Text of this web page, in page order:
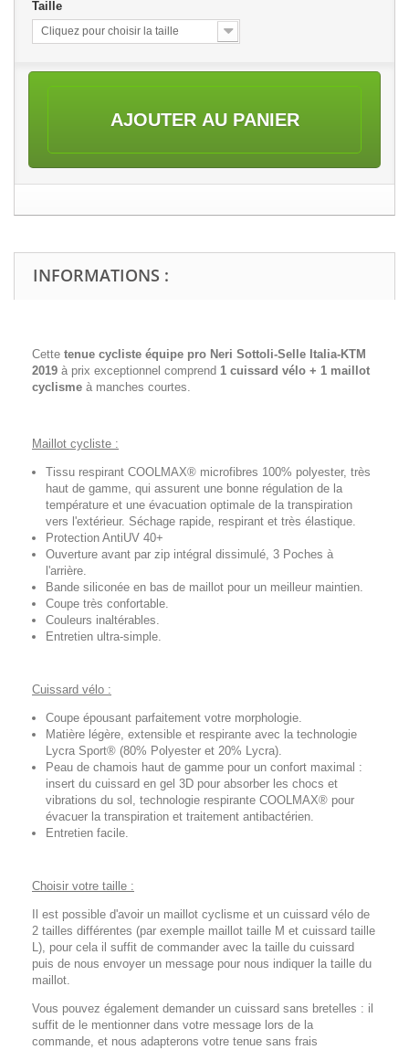
Taille
Cliquez pour choisir la taille
AJOUTER AU PANIER
INFORMATIONS :
Cette tenue cycliste équipe pro Neri Sottoli-Selle Italia-KTM
2019 à prix exceptionnel comprend 1 cuissard vélo + 1 maillot
cyclisme à manches courtes.
Maillot cycliste :
Tissu respirant COOLMAX® microfibres 100% polyester, très
haut de gamme, qui assurent une bonne régulation de la
température et une évacuation optimale de la transpiration
vers l'extérieur. Séchage rapide, respirant et très élastique.
Protection AntiUV 40+
Ouverture avant par zip intégral dissimulé, 3 Poches à
l'arrière.
Bande siliconée en bas de maillot pour un meilleur maintien.
Coupe très confortable.
Couleurs inaltérables.
Entretien ultra-simple.
Cuissard vélo :
Coupe épousant parfaitement votre morphologie.
Matière légère, extensible et respirante avec la technologie
Lycra Sport® (80% Polyester et 20% Lycra).
Peau de chamois haut de gamme pour un confort maximal :
insert du cuissard en gel 3D pour absorber les chocs et
vibrations du sol, technologie respirante COOLMAX® pour
évacuer la transpiration et traitement antibactérien.
Entretien facile.
Choisir votre taille :
Il est possible d'avoir un maillot cyclisme et un cuissard vélo de
2 tailles différentes (par exemple maillot taille M et cuissard taille
L), pour cela il suffit de commander avec la taille du cuissard
puis de nous envoyer un message pour nous indiquer la taille du
maillot.
Vous pouvez également demander un cuissard sans bretelles : il
suffit de le mentionner dans votre message lors de la
commande, et nous adapterons votre tenue sans frais